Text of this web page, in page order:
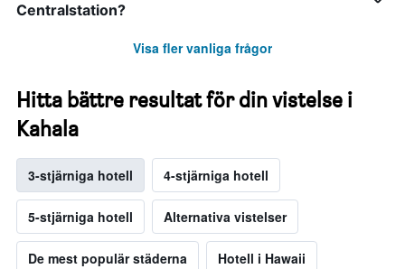
Centralstation?
Visa fler vanliga frågor
Hitta bättre resultat för din vistelse i
Kahala
3-stjärniga hotell 4-stjärniga hotell
5-stjärniga hotell Alternativa vistelser
De mest populär städerna Hotell i Hawaii